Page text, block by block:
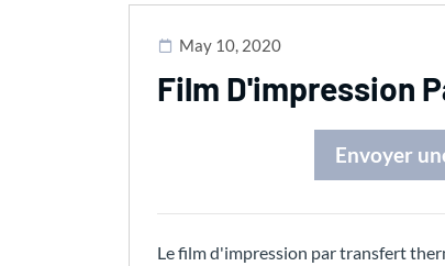
May 10, 2020
Film D'impression
Envoyer
Le film d'impression par transfert